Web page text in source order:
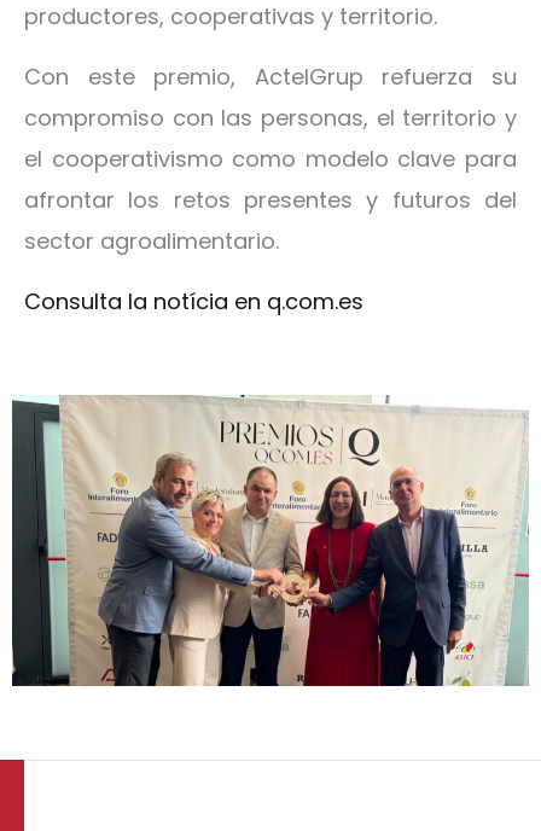
productores, cooperativas y territorio.
Con este premio, ActelGrup refuerza su
compromiso con las personas, el territorio y
el cooperativismo como modelo clave para
afrontar los retos presentes y futuros del
sector agroalimentario.
Consulta la notícia en q.com.es